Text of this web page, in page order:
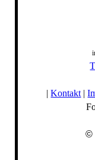
|Kontakt|
©